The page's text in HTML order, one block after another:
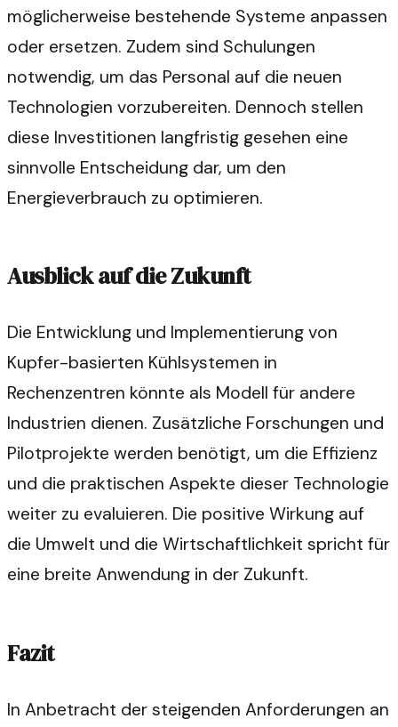
möglicherweise bestehende Systeme anpassen
oder ersetzen. Zudem sind Schulungen
notwendig, um das Personal auf die neuen
Technologien vorzubereiten. Dennoch stellen
diese Investitionen langfristig gesehen eine
sinnvolle Entscheidung dar, um den
Energieverbrauch zu optimieren.
Ausblick auf die Zukunft
Die Entwicklung und Implementierung von
Kupfer-basierten Kühlsystemen in
Rechenzentren könnte als Modell für andere
Industrien dienen. Zusätzliche Forschungen und
Pilotprojekte werden benötigt, um die Effizienz
und die praktischen Aspekte dieser Technologie
weiter zu evaluieren. Die positive Wirkung auf
die Umwelt und die Wirtschaftlichkeit spricht für
eine breite Anwendung in der Zukunft.
Fazit
In Anbetracht der steigenden Anforderungen an